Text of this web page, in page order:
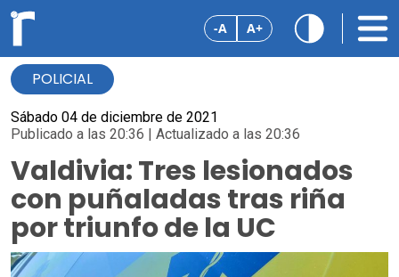
-A A+
POLICIAL
Sábado 04 de diciembre de 2021
Publicado a las 20:36 | Actualizado a las 20:36
Valdivia: Tres lesionados
con puñaladas tras riña
por triunfo de la UC